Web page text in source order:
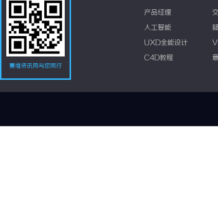
赛维资讯网与您同行
产品经理
人工智能
UXD全能设计
C4D教程